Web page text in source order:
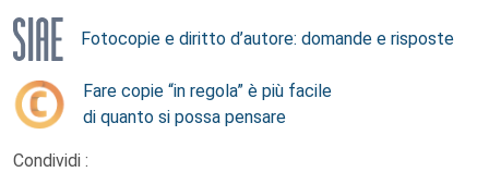
Fotocopie e diritto d’autore: domande e risposte
Fare copie “in regola” è più facile
di quanto si possa pensare
Condividi :